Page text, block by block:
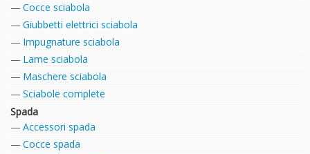
Cocce sciabola
Giubbetti elettrici sciabola
Impugnature sciabola
Lame sciabola
Maschere sciabola
Sciabole complete
Spada
Accessori spada
Cocce spada